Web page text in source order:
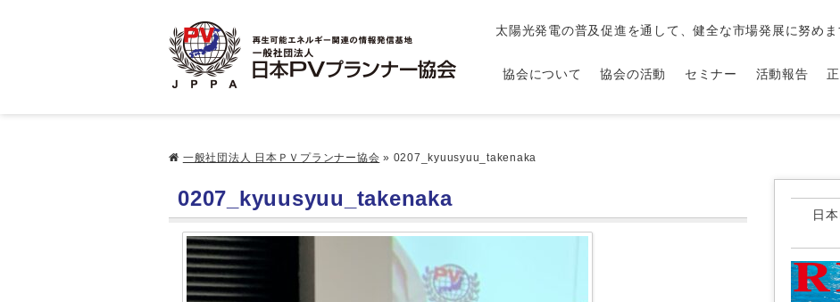
太陽光発電の普及促進を通して、健全な市場発展に努めま
協会について 協会の活動 セミナー 活動報告
一般社団法人 日本ＰＶプランナー協会 » 0207_kyuusyuu_takenaka
0207_kyuusyuu_takenaka
日